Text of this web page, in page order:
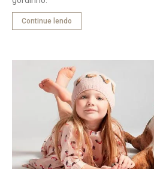
Continue lendo